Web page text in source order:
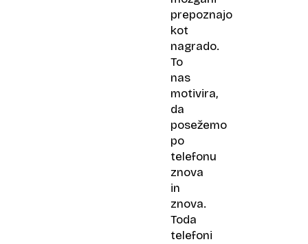
prepoznajo
kot
nagrado.
To
nas
motivira,
da
posežemo
po
telefonu
znova
in
znova.
Toda
telefoni